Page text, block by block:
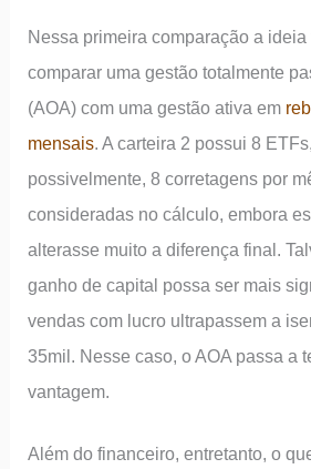
Nessa primeira comparação a ideia
comparar uma gestão totalmente
(AOA) com uma gestão ativa em
mensais. A carteira 2 possui 8
possivelmente, 8 corretagens por
consideradas no cálculo, embora
alterasse muito a diferença final.
ganho de capital possa ser mais
vendas com lucro ultrapassem a
35mil. Nesse caso, o AOA passa a
vantagem.
Além do financeiro, entretanto, o